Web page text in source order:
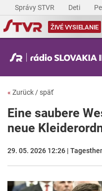
Správy STVR Deti
ŽIVÉ VYSIELANIE
« Zurück / späť
Eine saubere
neue
29. 05. 2026 12:26 |